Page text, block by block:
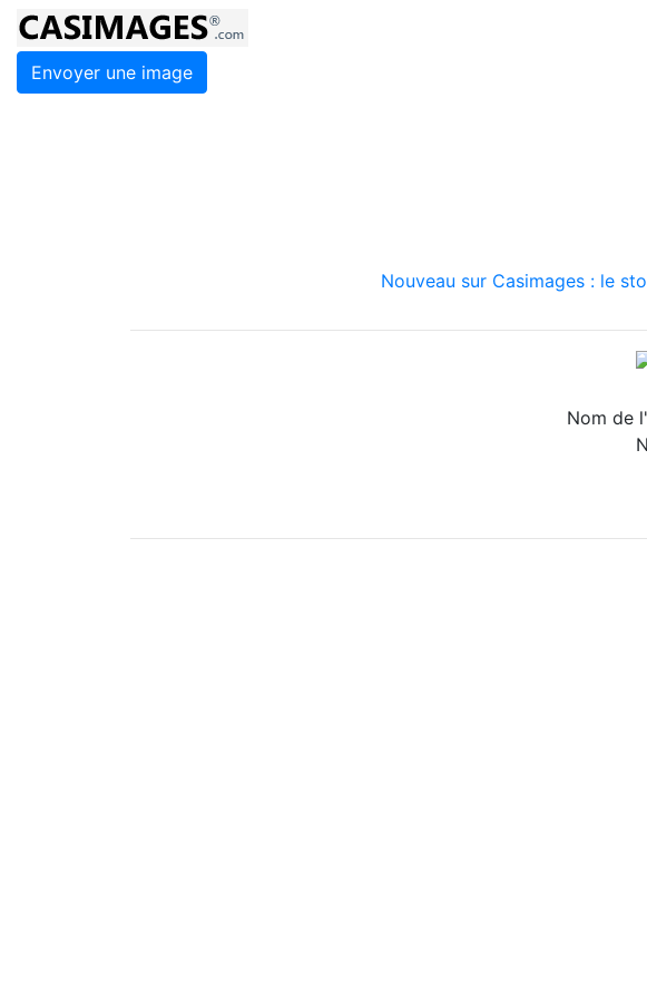
Envoyer une image
Nouveau sur Casimages : le
Nom de